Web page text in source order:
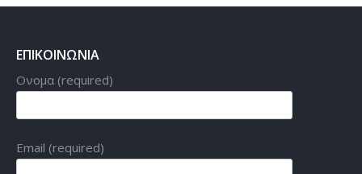
ΕΠΙΚΟΙΝΩΝΙΑ
Ονομα (required)
Email (required)